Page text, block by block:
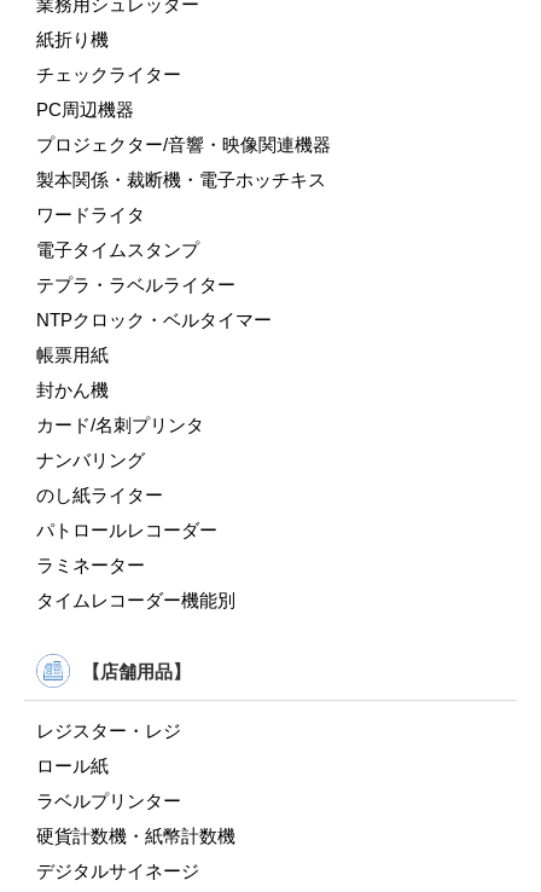
業務用シュレッダー
紙折り機
チェックライター
PC周辺機器
プロジェクター/音響・映像関連機器
製本関係・裁断機・電子ホッチキス
ワードライタ
電子タイムスタンプ
テプラ・ラベルライター
NTPクロック・ベルタイマー
帳票用紙
封かん機
カード/名刺プリンタ
ナンバリング
のし紙ライター
パトロールレコーダー
ラミネーター
タイムレコーダー機能別
【店舗用品】
レジスター・レジ
ロール紙
ラベルプリンター
硬貨計数機・紙幣計数機
デジタルサイネージ